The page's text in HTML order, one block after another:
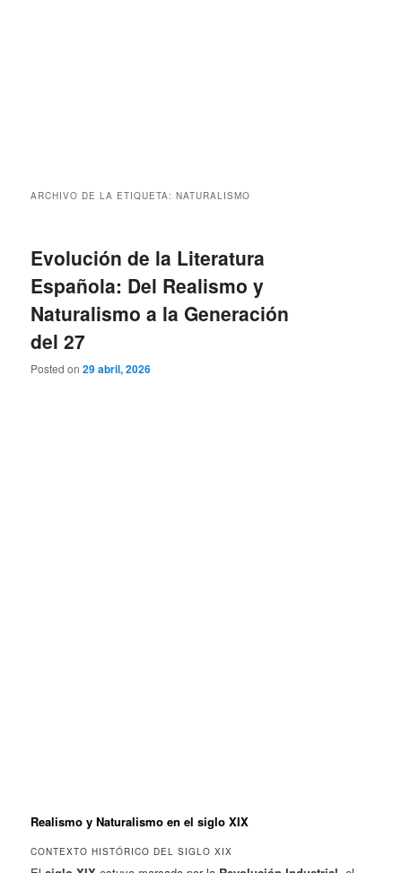
ARCHIVO DE LA ETIQUETA:NATURALISMO
Evolución de la Literatura
Española: Del Realismo y
Naturalismo a la Generación
del 27
Posted on29 abril, 2026
Realismo y Naturalismo en el siglo XIX
CONTEXTO HISTÓRICO DEL SIGLO XIX